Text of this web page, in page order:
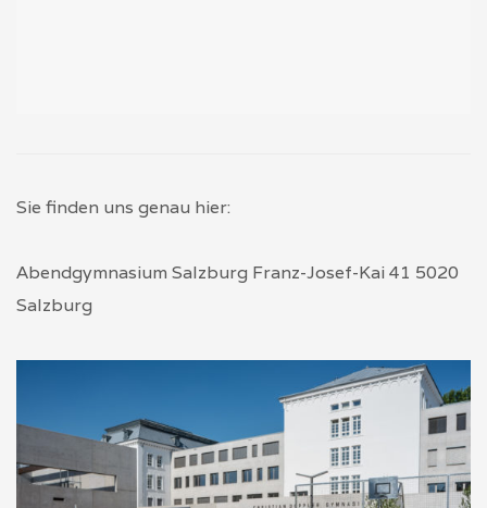
Sie finden uns genau hier:
Abendgymnasium Salzburg Franz-Josef-Kai 41 5020
Salzburg